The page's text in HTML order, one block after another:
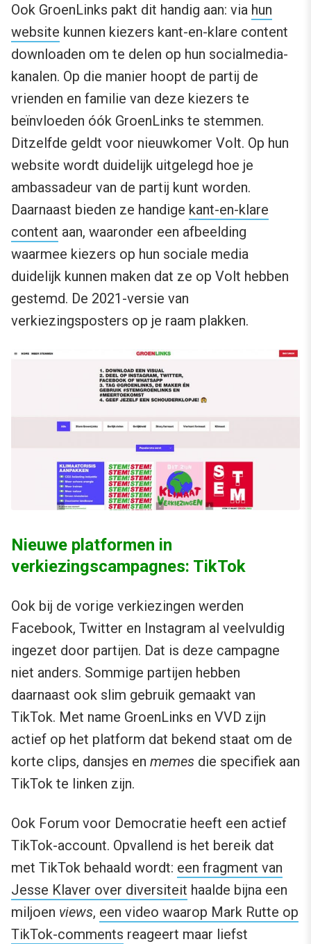
Ook GroenLinks pakt dit handig aan: via hun
website kunnen kiezers kant-en-klare content
downloaden om te delen op hun socialmedia-
kanalen. Op die manier hoopt de partij de
vrienden en familie van deze kiezers te
beïnvloeden óók GroenLinks te stemmen.
Ditzelfde geldt voor nieuwkomer Volt. Op hun
website wordt duidelijk uitgelegd hoe je
ambassadeur van de partij kunt worden.
Daarnaast bieden ze handige kant-en-klare
content aan, waaronder een afbeelding
waarmee kiezers op hun sociale media
duidelijk kunnen maken dat ze op Volt hebben
gestemd. De 2021-versie van
verkiezingsposters op je raam plakken.
Nieuwe platformen in
verkiezingscampagnes: TikTok
Ook bij de vorige verkiezingen werden
Facebook, Twitter en Instagram al veelvuldig
ingezet door partijen. Dat is deze campagne
niet anders. Sommige partijen hebben
daarnaast ook slim gebruik gemaakt van
TikTok. Met name GroenLinks en VVD zijn
actief op het platform dat bekend staat om de
korte clips, dansjes en memes die specifiek aan
TikTok te linken zijn.
Ook Forum voor Democratie heeft een actief
TikTok-account. Opvallend is het bereik dat
met TikTok behaald wordt: een fragment van
Jesse Klaver over diversiteit haalde bijna een
miljoen views, een video waarop Mark Rutte op
TikTok-comments reageert maar liefst